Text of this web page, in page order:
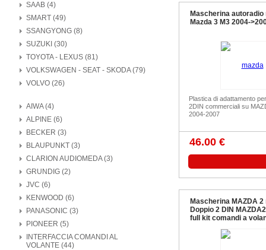
SAAB (4)
SMART (49)
SSANGYONG (8)
SUZUKI (30)
TOYOTA - LEXUS (81)
VOLKSWAGEN - SEAT - SKODA (79)
VOLVO (26)
AIWA (4)
ALPINE (6)
BECKER (3)
BLAUPUNKT (3)
CLARION AUDIOMEDA (3)
GRUNDIG (2)
JVC (6)
KENWOOD (6)
PANASONIC (3)
PIONEER (5)
INTERFACCIA COMANDI AL
VOLANTE (44)
Mascherina autoradio
Mazda 3 M3 2004-
Plastica di adattamento
2DIN commerciali su
2004-2007
46.00 €
Mascherina MAZDA 2
Doppio 2 DIN
full kit comandi a